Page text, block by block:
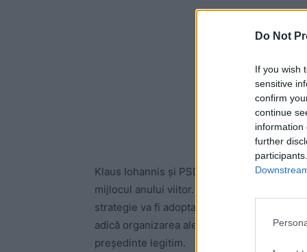
Do Not
If you wish
sensitive
confirm
continue
information
further
Klaus Iohannis și PSD discută o variantă
mijlocul anului viitor. Datele luate în calcul
strategie va fi adoptată, va fi de-a dreptul
adică organizarea alegerilor cât de repede
președinte legitim.